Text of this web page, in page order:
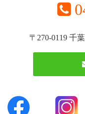
〒270-0119 千